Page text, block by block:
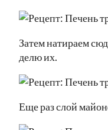
Затем натираем
делю их.
Еще раз слой